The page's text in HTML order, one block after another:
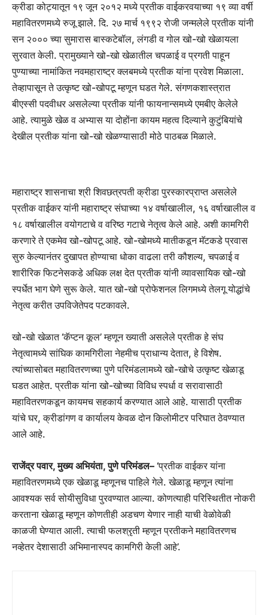
क्रीडा कोट्यातून १९ जून २०१२ मध्ये प्रतीक वाईकरवयाच्या १९ व्या वर्षी
महावितरणमध्ये रुजू झाले. दि. २७ मार्च १९९२ रोजी जन्मलेले प्रतीक यांनी
सन २००० च्या सुमारास बास्कटेबॉल, लंगडी व गोल खो-खो खेळायला
सुरवात केली. प्रामुख्याने खो-खो खेळातील चपळाई व प्रगती पाहून
पुण्याच्या नामांकित नवमहाराष्ट्र क्लबमध्ये प्रतीक यांना प्रवेश मिळाला.
तेव्हापासून ते उत्कृष्ट खो-खोपटू म्हणून घडत गेले. संगणकशास्त्रात
बीएस्सी पदवीधर असलेल्या प्रतीक यांनी फायनान्समध्ये एमबीए केलेले
आहे. त्यामुळे खेळ व अभ्यास या दोहोंना कायम महत्व दिल्याने कुटुंबियांचे
देखील प्रतीक यांना खो-खो खेळण्यासाठी मोठे पाठबळ मिळाले.
महाराष्ट्र शासनाचा श्री शिवछत्रपती क्रीडा पुरस्कारप्राप्त असलेले
प्रतीक वाईकर यांनी महाराष्ट्र संघाच्या १४ वर्षाखालील, १६ वर्षाखालील व
१८ वर्षाखालील वयोगटाचे व वरिष्ठ गटाचे नेतृत्व केले आहे. अशी कामगिरी
करणारे ते एकमेव खो-खोपटू आहे. खो-खोमध्ये मातीकडून मॅटकडे प्रवास
सुरु केल्यानंतर दुखापत होण्याचा धोका वाढला तरी कौशल्य, चपळाई व
शारीरिक फिटनेसकडे अधिक लक्ष देत प्रतीक यांनी व्यावसायिक खो-खो
स्पर्धेत भाग घेणे सुरू केले. यात खो-खो प्रोफेशनल लिगमध्ये तेलगू योद्धांचे
नेतृत्व करीत उपविजेतेपद पटकावले.
खो-खो खेळात ‘कॅप्टन कूल’ म्हणून ख्याती असलेले प्रतीक हे संघ
नेतृत्वामध्ये सांघिक कामगिरीला नेहमीच प्राधान्य देतात, हे विशेष.
त्यांच्यासोबत महावितरणच्या पुणे परिमंडलामध्ये खो-खोचे उत्कृष्ट खेळाडू
घडत आहेत. प्रतीक यांना खो-खोच्या विविध स्पर्धा व सरावासाठी
महावितरणकडून कायमच सहकार्य करण्यात आले आहे. यासाठी प्रतीक
यांचे घर, क्रीडांगण व कार्यालय केवळ दोन किलोमीटर परिघात ठेवण्यात
आले आहे.
राजेंद्र पवार, मुख्य अभियंता, पुणे परिमंडल– ‘प्रतीक वाईकर यांना
महावितरणमध्ये एक खेळाडू म्हणूनच पाहिले गेले. खेळाडू म्हणून त्यांना
आवश्यक सर्व सोयीसुविधा पुरवण्यात आल्या. कोणत्याही परिस्थितीत नोकरी
करताना खेळाडू म्हणून कोणतीही अडचण येणार नाही याची वेळोवेळी
काळजी घेण्यात आली. त्याची फलश्रृती म्हणून प्रतीकने महावितरणच
नव्हेतर देशासाठी अभिमानास्पद कामगिरी केली आहे’.